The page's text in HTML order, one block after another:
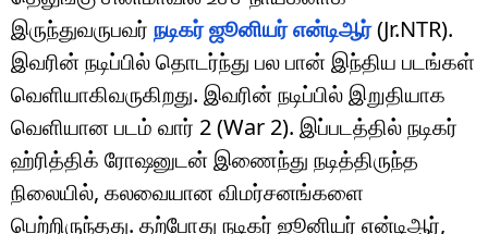
இருந்துவருபவர் நடிகர் ஜூனியர் என்டிஆர்(Jr.NTR).
இவரின் நடிப்பில் தொடர்ந்து பல பான் இந்திய படங்கள்
வெளியாகிவருகிறது. இவரின் நடிப்பில் இறுதியாக
வெளியான படம் வார் 2 (War 2). இப்படத்தில் நடிகர்
ஹ்ரித்திக் ரோஷனுடன் இணைந்து நடித்திருந்த
நிலையில், கலவையான விமர்சனங்களை
பெற்றிருந்தது. தற்போது நடிகர் ஜூனியர் என்டிஆர்,